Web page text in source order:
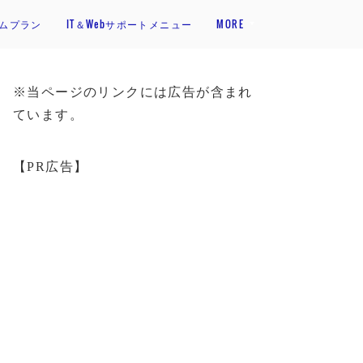
プラン IT＆Webサポートメニュー MORE
※当ページのリンクには広告が含まれ
ています。
【PR広告】